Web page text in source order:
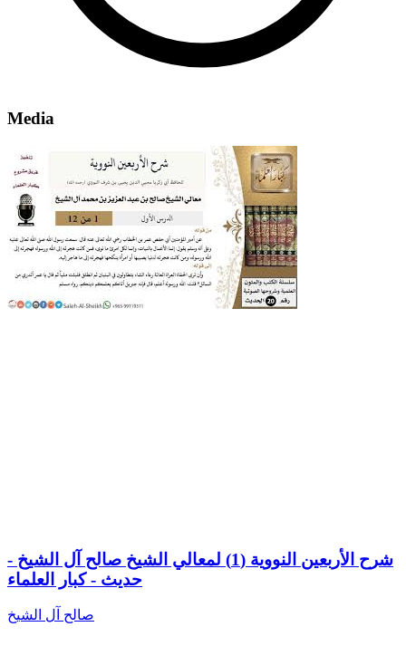
Media
شرح الأربعين النووية (1) لمعالي الشيخ صالح آل الشيخ -
حديث - كبار العلماء
صالح آل الشيخ